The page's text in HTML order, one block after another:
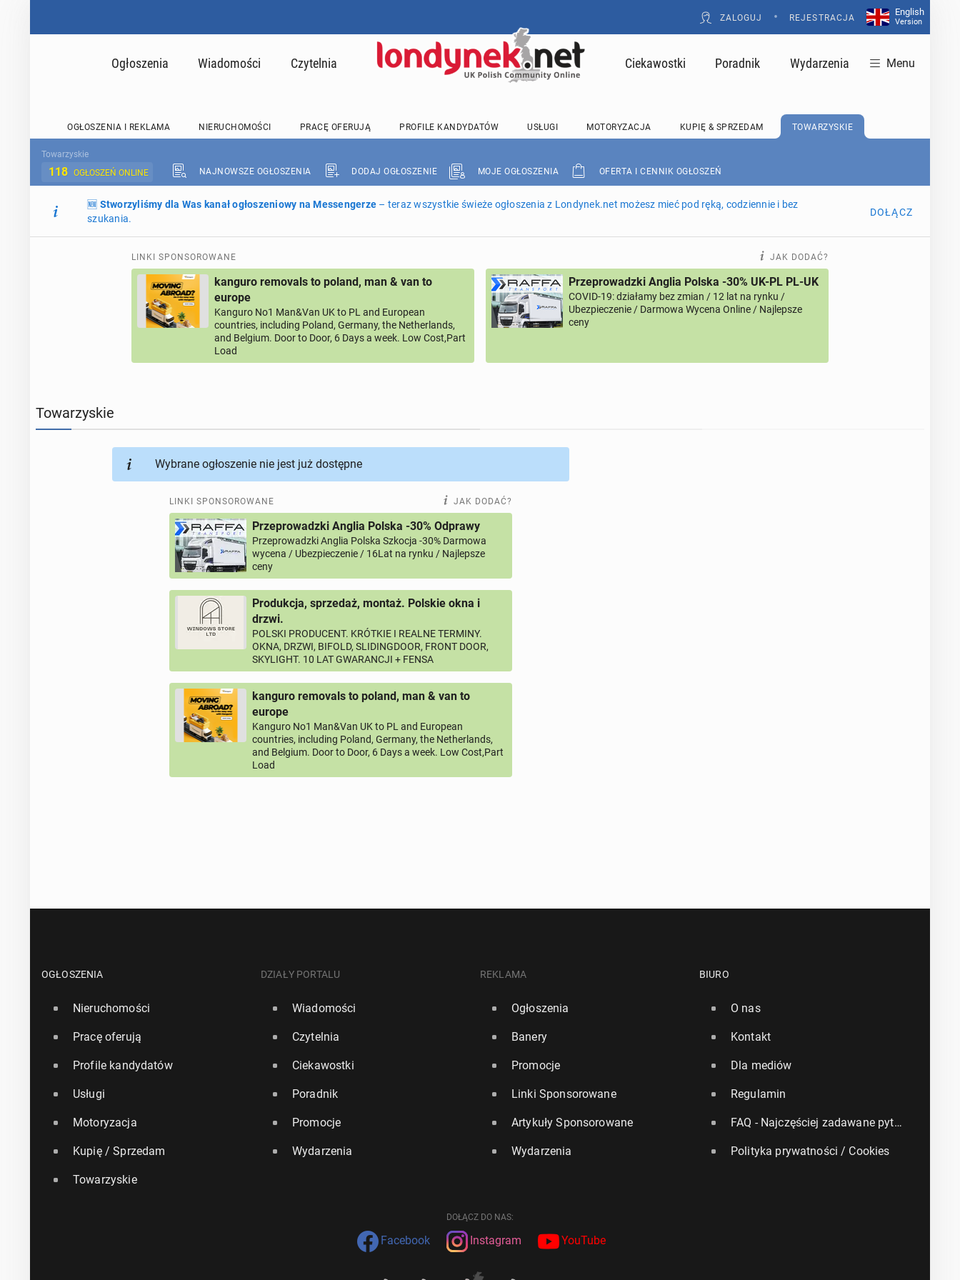
ZALOGUJ • REJESTRACJA
English
Version
Ogłoszenia Wiadomości Czytelnia Ciekawostki Poradnik Wydarzenia Menu
OGŁOSZENIA I REKLAMA NIERUCHOMOŚCI PRACĘ OFERUJĄ PROFILE KANDYDATÓW USŁUGI MOTORYZACJA KUPIĘ & SPRZEDAM TOWARZYSKIE
Towarzyskie
118 OGŁOSZEŃ ONLINE NAJNOWSZE OGŁOSZENIA DODAJ OGŁOSZENIE MOJE OGŁOSZENIA OFERTA I CENNIK OGŁOSZEŃ
🆕 Stworzyliśmy dla Was kanał ogłoszeniowy na Messengerze – teraz wszystkie świeże ogłoszenia z Londynek.net możesz mieć pod ręką, codziennie i bez
szukania.
DOŁĄCZ
LINKI SPONSOROWANE JAK DODAĆ?
kanguro removals to poland, man & van to
europe
Kanguro No1 Man&Van UK to PL and European
countries, including Poland, Germany, the Netherlands,
and Belgium. Door to Door, 6 Days a week. Low Cost,Part
Load
Przeprowadzki Anglia Polska -30% UK-PL PL-UK
COVID-19: działamy bez zmian / 12 lat na rynku /
Ubezpieczenie / Darmowa Wycena Online / Najlepsze
ceny
Towarzyskie
Wybrane ogłoszenie nie jest już dostępne
LINKI SPONSOROWANE JAK DODAĆ?
Przeprowadzki Anglia Polska -30% Odprawy
Przeprowadzki Anglia Polska Szkocja -30% Darmowa
wycena / Ubezpieczenie / 16Lat na rynku / Najlepsze
ceny
Produkcja, sprzedaż, montaż. Polskie okna i
drzwi.
POLSKI PRODUCENT. KRÓTKIE I REALNE TERMINY.
OKNA, DRZWI, BIFOLD, SLIDINGDOOR, FRONT DOOR,
SKYLIGHT. 10 LAT GWARANCJI + FENSA
kanguro removals to poland, man & van to
europe
Kanguro No1 Man&Van UK to PL and European
countries, including Poland, Germany, the Netherlands,
and Belgium. Door to Door, 6 Days a week. Low Cost,Part
Load
OGŁOSZENIA
Nieruchomości
Pracę oferują
Profile kandydatów
Usługi
Motoryzacja
Kupię / Sprzedam
Towarzyskie
DZIAŁY PORTALU
Wiadomości
Czytelnia
Ciekawostki
Poradnik
Promocje
Wydarzenia
REKLAMA
Ogłoszenia
Banery
Promocje
Linki Sponsorowane
Artykuły Sponsorowane
Wydarzenia
BIURO
O nas
Kontakt
Dla mediów
Regulamin
FAQ - Najczęściej zadawane pytania
Polityka prywatności / Cookies
DOŁĄCZ DO NAS:
Facebook Instagram YouTube